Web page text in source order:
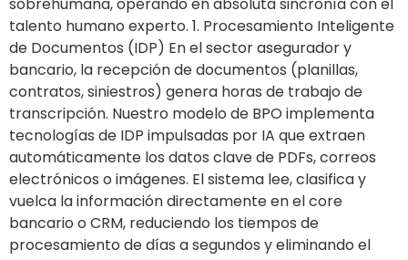
talento humano experto. 1. Procesamiento Inteligente
de Documentos (IDP) En el sector asegurador y
bancario, la recepción de documentos (planillas,
contratos, siniestros) genera horas de trabajo de
transcripción. Nuestro modelo de BPO implementa
tecnologías de IDP impulsadas por IA que extraen
automáticamente los datos clave de PDFs, correos
electrónicos o imágenes. El sistema lee, clasifica y
vuelca la información directamente en el core
bancario o CRM, reduciendo los tiempos de
procesamiento de días a segundos y eliminando el